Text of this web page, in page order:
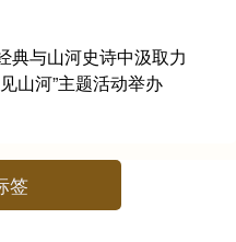
典与山河史诗中汲取力
山河”主题活动举办
签